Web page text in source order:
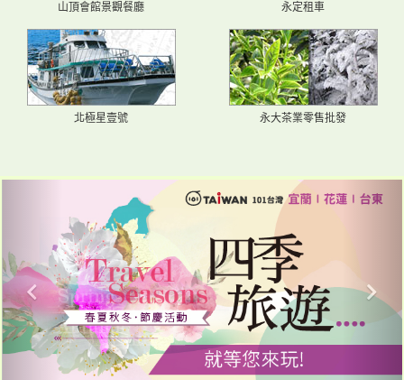
山頂會館景觀餐廳 永定租車
北極星壹號 永大茶業零售批發